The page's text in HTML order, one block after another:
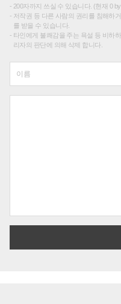
200자까지 쓰실 수 있습니다. (현재 0
저작권 등 다른 사람의 권리를 침해하
를 받을 수 있습니다.
타인에게 불쾌감을 주는 욕설 등 비하
리자의 판단에 의해 삭제 합니다.